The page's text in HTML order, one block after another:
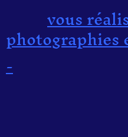
vous
photographies
-